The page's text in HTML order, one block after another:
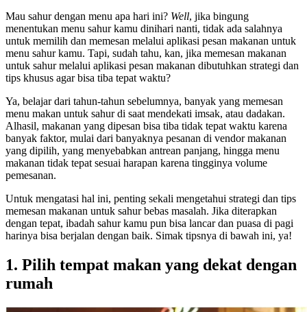
Mau sahur dengan menu apa hari ini? Well, jika bingung
menentukan menu sahur kamu dinihari nanti, tidak ada salahnya
untuk memilih dan memesan melalui aplikasi pesan makanan untuk
menu sahur kamu. Tapi, sudah tahu, kan, jika memesan makanan
untuk sahur melalui aplikasi pesan makanan dibutuhkan strategi dan
tips khusus agar bisa tiba tepat waktu?
Ya, belajar dari tahun-tahun sebelumnya, banyak yang memesan
menu makan untuk sahur di saat mendekati imsak, atau dadakan.
Alhasil, makanan yang dipesan bisa tiba tidak tepat waktu karena
banyak faktor, mulai dari banyaknya pesanan di vendor makanan
yang dipilih, yang menyebabkan antrean panjang, hingga menu
makanan tidak tepat sesuai harapan karena tingginya volume
pemesanan.
Untuk mengatasi hal ini, penting sekali mengetahui strategi dan tips
memesan makanan untuk sahur bebas masalah. Jika diterapkan
dengan tepat, ibadah sahur kamu pun bisa lancar dan puasa di pagi
harinya bisa berjalan dengan baik. Simak tipsnya di bawah ini, ya!
1. Pilih tempat makan yang dekat dengan
rumah